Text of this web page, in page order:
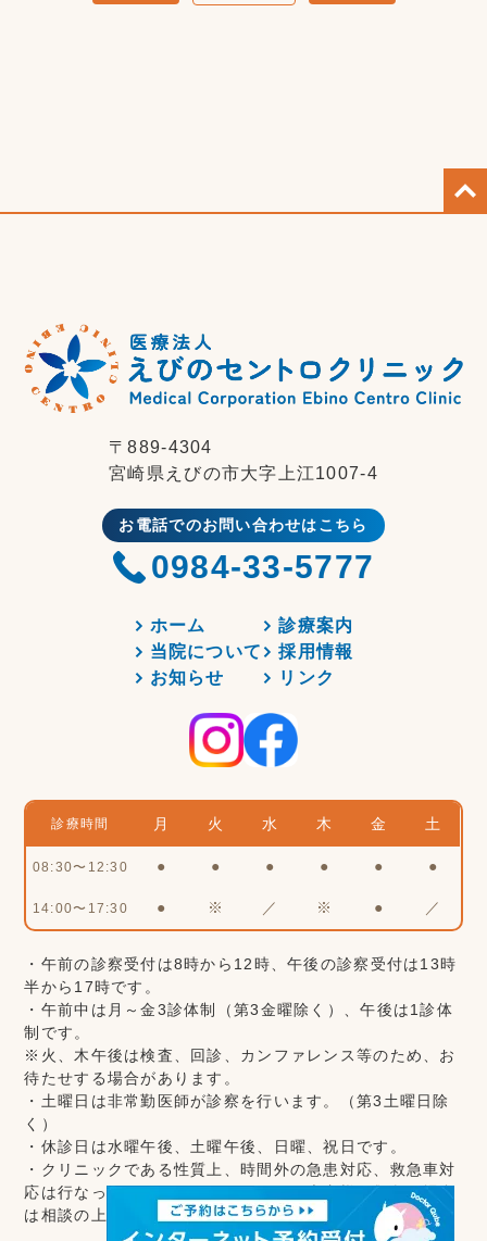
〒889-4304
宮崎県えびの市大字上江1007-4
お電話でのお問い合わせはこちら
0984-33-5777
ホーム
当院について
お知らせ
診療案内
採用情報
リンク
診療時間 月 火 水 木 金 土
08:30〜12:30 ● ● ● ● ● ●
14:00〜17:30 ● ※ ／ ※ ● ／
・午前の診察受付は8時から12時、午後の診察受付は13時
半から17時です。
・午前中は月～金3診体制（第3金曜除く）、午後は1診体
制です。
※火、木午後は検査、回診、カンファレンス等のため、お
待たせする場合があります。
・土曜日は非常勤医師が診察を行います。（第3土曜日除
く）
・休診日は水曜午後、土曜午後、日曜、祝日です。
・クリニックである性質上、時間外の急患対応、救急車対
応は行なっておりません。かかりつけ患者様の救急の場合
は相談の上、対応させていただきます。